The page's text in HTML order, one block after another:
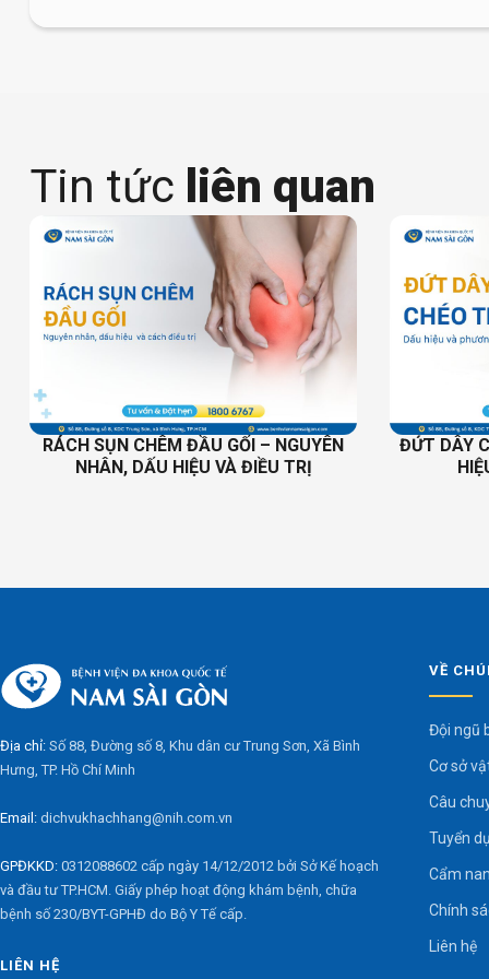
Tin tức liên quan
RÁCH SỤN CHÊM ĐẦU GỐI – NGUYÊN
NHÂN, DẤU HIỆU VÀ ĐIỀU TRỊ
ĐỨT DÂY
Địa chỉ: Số 88, Đường số 8, Khu dân cư Trung Sơn, Xã Bình
Hưng, TP. Hồ Chí Minh
Email: dichvukhachhang@nih.com.vn
GPĐKKD: 0312088602 cấp ngày 14/12/2012 bởi Sở Kế hoạch
và đầu tư TP.HCM. Giấy phép hoạt động khám bệnh, chữa
bệnh số 230/BYT-GPHĐ do Bộ Y Tế cấp.
LIÊN HỆ
VỀ
Đội ngũ
Cơ sở
Câu
Tuyển
Cẩm
Chính
Liên hệ